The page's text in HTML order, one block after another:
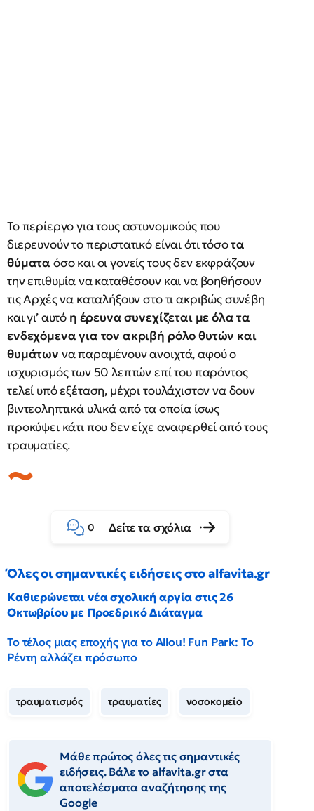
Το περίεργο για τους αστυνομικούς που
διερευνούν το περιστατικό είναι ότι τόσοτα
θύματα όσο και οι γονείς τους δεν εκφράζουν
την επιθυμία να καταθέσουν και να βοηθήσουν
τις Αρχές να καταλήξουν στο τι ακριβώς συνέβη
και γι’ αυτό η έρευνα συνεχίζεται με όλα τα
ενδεχόμενα για τον ακριβή ρόλο θυτών και
θυμάτων να παραμένουν ανοιχτά, αφού ο
ισχυρισμός των 50 λεπτών επί του παρόντος
τελεί υπό εξέταση, μέχρι τουλάχιστον να δουν
βιντεοληπτικά υλικά από τα οποία ίσως
προκύψει κάτι που δεν είχε αναφερθεί από τους
τραυματίες.
0 Δείτε τα σχόλια
Όλες οι σημαντικές ειδήσεις στο alfavita.gr
Καθιερώνεται νέα σχολική αργία στις 26
Οκτωβρίου με Προεδρικό Διάταγμα
Το τέλος μιας εποχής για το Allou! Fun Park: Το
Ρέντη αλλάζει πρόσωπο
τραυματισμός τραυματίες νοσοκομείο
Μάθε πρώτος όλες τις σημαντικές
ειδήσεις. Βάλε το alfavita.gr στα
αποτελέσματα αναζήτησης της
Google